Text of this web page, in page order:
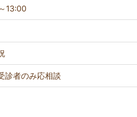
13:00
診者のみ応相談